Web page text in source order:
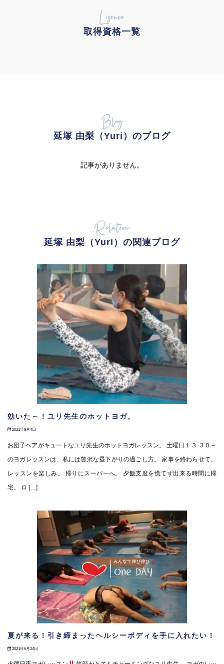
Lisence
取得資格一覧
Blog
延塚 由梨（Yuri）のブログ
記事がありません。
Relation
延塚 由梨（Yuri）の関連ブログ
効いた～！ユリ先生のホットヨガ。
2021年9月4日
お団子ヘアがキュートなユリ先生のホットヨガレッスン。 土曜日１３:３０～
のヨガレッスンは、私には贅沢な昼下がりの過ごし方。 家事を終わらせて、
レッスンを楽しみ。 帰りにスーパーへ。 夕飯支度を慌てず出来る時間に帰
宅。 ロ […]
夏が来る！引き締まったヘルシーボディを手に入れたい！
2021年6月24日